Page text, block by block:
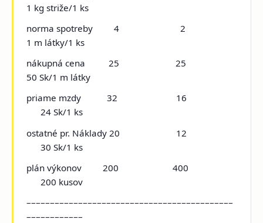
1 kg striže/1 ks
norma spotreby 4 2
1 m látky/1 ks
nákupná cena 25 25
50 Sk/1 m látky
priame mzdy 32 16
24 Sk/1 ks
ostatné pr. Náklady 20 12
30 Sk/1 ks
plán výkonov 200 400
200 kusov
––––––––––––––––––––––––––––––––––––––––––––
––––––––––––